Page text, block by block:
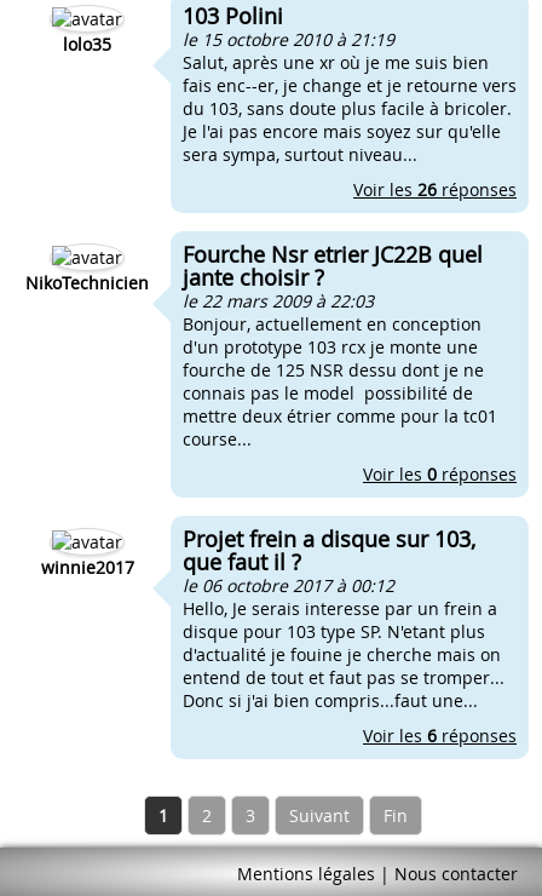
lolo35
103 Polini
le 15 octobre 2010 à 21:19
Salut, après une xr où je me suis bien
fais enc--er, je change et je retourne vers
du 103, sans doute plus facile à bricoler.
Je l'ai pas encore mais soyez sur qu'elle
sera sympa, surtout niveau...
Voir les 26 réponses
NikoTechnicien
Fourche Nsr etrier JC22B quel
jante choisir ?
le 22 mars 2009 à 22:03
Bonjour, actuellement en conception
d'un prototype 103 rcx je monte une
fourche de 125 NSR dessu dont je ne
connais pas le model possibilité de
mettre deux étrier comme pour la tc01
course...
Voir les 0 réponses
winnie2017
Projet frein a disque sur 103,
que faut il ?
le 06 octobre 2017 à 00:12
Hello, Je serais interesse par un frein a
disque pour 103 type SP. N'etant plus
d'actualité je fouine je cherche mais on
entend de tout et faut pas se tromper...
Donc si j'ai bien compris...faut une...
Voir les 6 réponses
1 2 3 Suivant Fin
Mentions légales | Nous contacter